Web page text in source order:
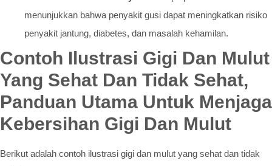
menunjukkan bahwa penyakit gusi dapat meningkatkan risiko
penyakit jantung, diabetes, dan masalah kehamilan.
Contoh Ilustrasi Gigi Dan Mulut
Yang Sehat Dan Tidak Sehat,
Panduan Utama Untuk Menjaga
Kebersihan Gigi Dan Mulut
Berikut adalah contoh ilustrasi gigi dan mulut yang sehat dan tidak